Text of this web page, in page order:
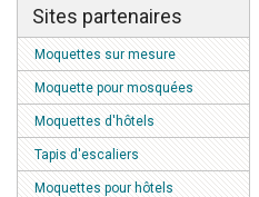
Sites partenaires
Moquettes sur mesure
Moquette pour mosquées
Moquettes d'hôtels
Tapis d'escaliers
Moquettes pour hôtels